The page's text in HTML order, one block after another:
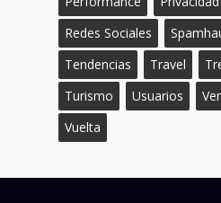
Redes Sociales
Tendencias
Travel
Turismo
Usuarios
Vuelta